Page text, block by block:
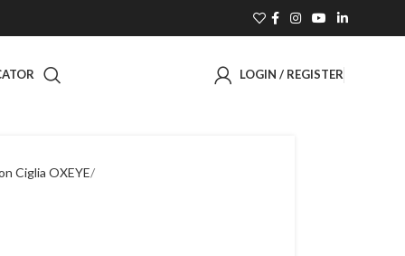
LOGIN / REGISTER
Ciglia OXEYE